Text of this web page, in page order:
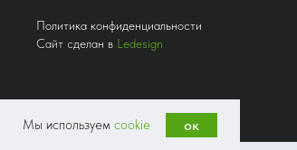
Мы используем cookie ок
Политика конфиденциальности
Сайт сделан в Ledesign